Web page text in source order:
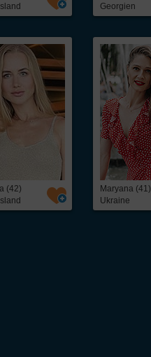
Georgien
(42)
Maryana (41)
Ukraine